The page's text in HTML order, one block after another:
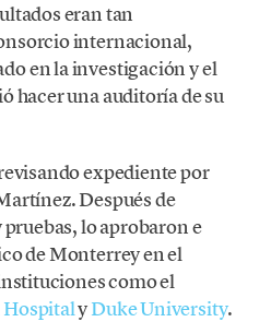
eran tan
internacional,
en la investigación y el
hacer una auditoría de su
expediente por
Después de
lo aprobaron e
de Monterrey en el
como el
HospitalyDuke University.